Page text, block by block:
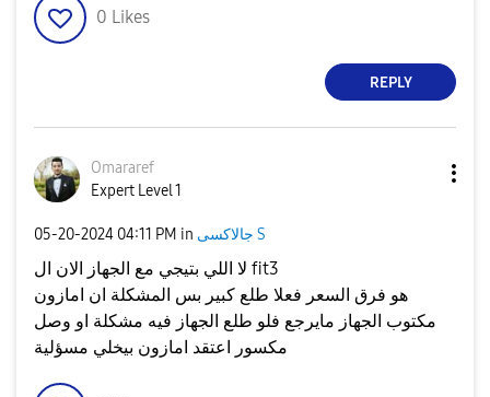
0 Likes
REPLY
Omararef
Expert Level 1
‎05-20-2024 04:11 PM in جالاكسى S
لا اللي بتيجي مع الجهاز الان ال fit3
هو فرق السعر فعلا طلع كبير بس المشكلة ان امازون
مكتوب الجهاز مايرجع فلو طلع الجهاز فيه مشكلة او وصل
مكسور اعتقد امازون بيخلي مسؤلية